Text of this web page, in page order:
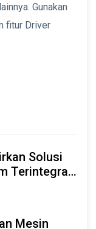
Gunakan
fitur Driver
Solusi
Terintegrasi
Indonesia
Mesin